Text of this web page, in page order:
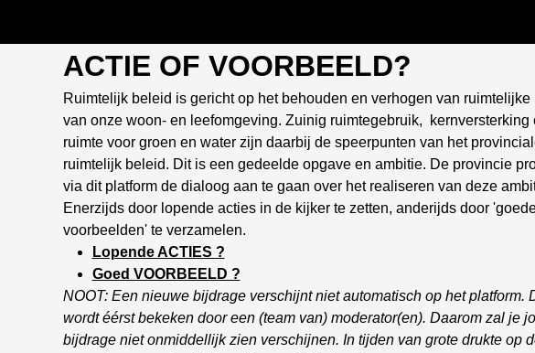
ACTIE OF VOORBEELD?
Ruimtelijk beleid is gericht op het behouden en verhogen van ruimtelijke
van onze woon- en leefomgeving. Zuinig ruimtegebruik, kernversterking
ruimte voor groen en water zijn daarbij de speerpunten van het
ruimtelijk beleid. Dit is een gedeelde opgave en ambitie. De provincie
via dit platform de dialoog aan te gaan over het realiseren van deze
Enerzijds door lopende acties in de kijker te zetten, anderijds door
voorbeelden' te verzamelen.
Lopende ACTIES ?
Goed VOORBEELD ?
NOOT: Een nieuwe bijdrage verschijnt niet automatisch op het platform.
wordt éérst bekeken door een (team van) moderator(en). Daarom zal je
bijdrage niet onmiddellijk zien verschijnen. In tijden van grote drukte op